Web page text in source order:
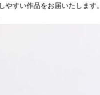
すい作品をお届いたします。